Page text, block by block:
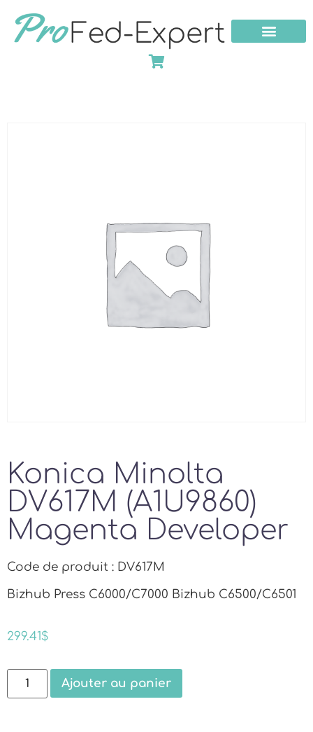
Konica Minolta
DV617M (A1U9860)
Magenta Developer
Code de produit : DV617M
Bizhub Press C6000/C7000 Bizhub C6500/C6501
299.41$
Ajouter au panier